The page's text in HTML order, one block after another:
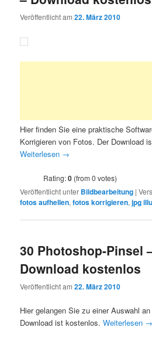
Veröffentlicht am22. März 2010
Hier finden Sie eine praktische
Korrigieren von Fotos. Der Download
Weiterlesen →
Rating:0 (from 0 votes)
Veröffentlicht unter Bildbearbeitung |
fotos aufhellen,fotos korrigieren,jpg
30 Photoshop-Pinsel
Download kostenlos
Veröffentlicht am22. März 2010
Hier gelangen Sie zu einer Auswahl
Download ist kostenlos.Weiterlesen →